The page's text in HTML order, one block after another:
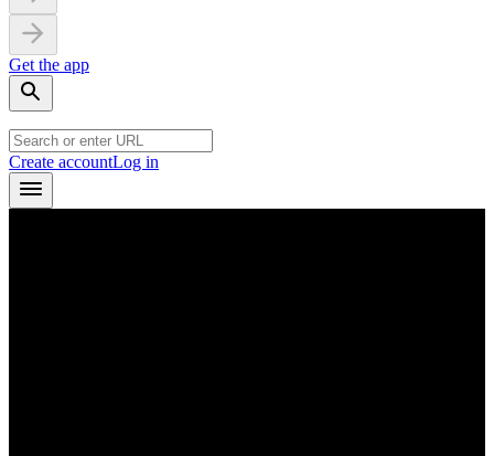
Get the app
Create accountLog in